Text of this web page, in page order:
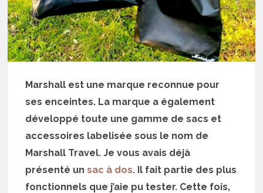
Marshall est une marque reconnue pour
ses enceintes. La marque a également
développé toute une gamme de sacs et
accessoires labelisée sous le nom de
Marshall Travel. Je vous avais déjà
présenté unsac à dos. Il fait partie des plus
fonctionnels que j’aie pu tester. Cette fois,